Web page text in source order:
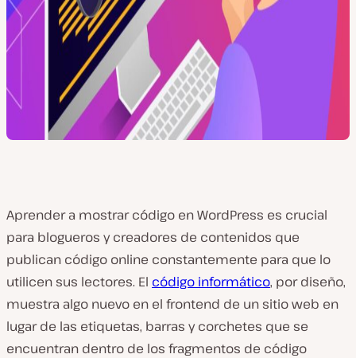
Aprender a mostrar código en WordPress es crucial
para blogueros y creadores de contenidos que
publican código online constantemente para que lo
utilicen sus lectores. El código informático, por diseño,
muestra algo nuevo en el frontend de un sitio web en
lugar de las etiquetas, barras y corchetes que se
encuentran dentro de los fragmentos de código